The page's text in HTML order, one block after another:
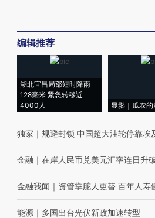
编辑推荐
湖北宜昌局部短时降雨
128毫米 紧急转移近
4000人
显影｜瓜农
独家 ｜ 规避封锁 中国超大油轮停靠埃
金融 ｜ 在岸人民币兑美元汇率连日升
金融我闻 ｜ 资管掌舵人更替 百年人寿
能源 ｜ 多国出台光伏新政加速转型